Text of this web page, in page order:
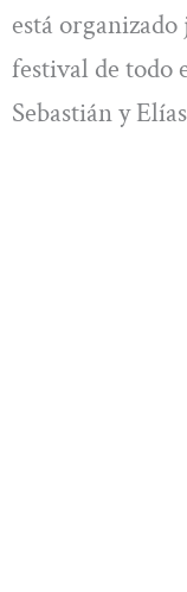
está
festival de todo
Sebastián y